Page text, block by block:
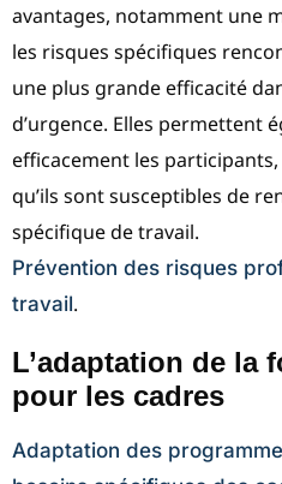
avantages, notamment une
les risques spécifiques
une plus grande efficacité
d’urgence. Elles permettent
efficacement les
qu’ils sont susceptibles de
spécifique de travail.
Prévention des risques
travail.
L’adaptation de la
pour les cadres
Adaptation des